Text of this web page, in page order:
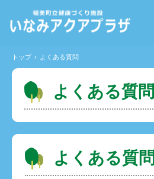
トップ › よくある質問
よくある質問
よくある質問